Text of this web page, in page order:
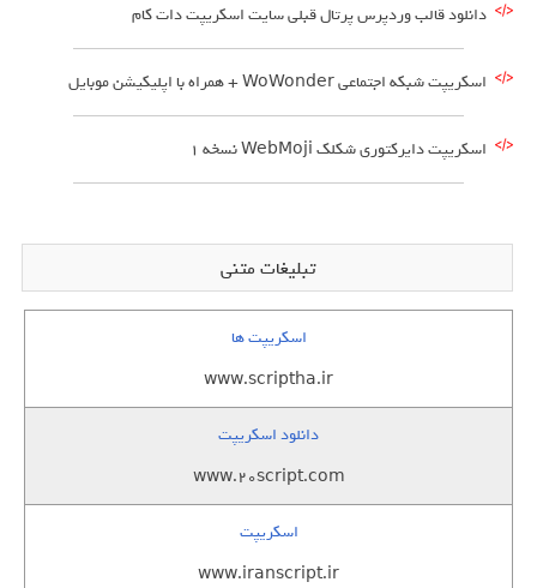
دانلود قالب وردپرس پرتال قبلی سایت اسکریپت دات کام
اسکریپت شبکه اجتماعی WoWonder + همراه با اپلیکیشن موبایل
اسکریپت دایرکتوری شکلک WebMoji نسخه ۱
تبلیغات متنی
اسکریپت ها
www.scriptha.ir
دانلود اسکریپت
www.20script.com
اسکریپت
www.iranscript.ir